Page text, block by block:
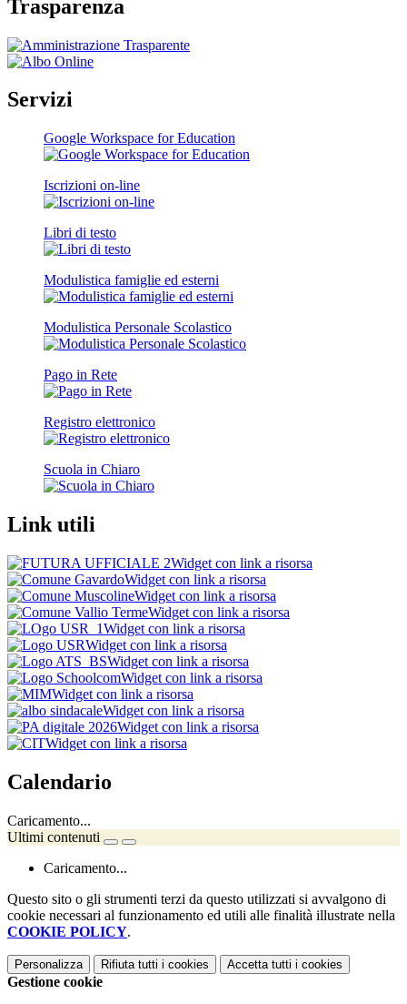
Trasparenza
Servizi
Google Workspace for Education
Iscrizioni on-line
Libri di testo
Modulistica famiglie ed esterni
Modulistica Personale Scolastico
Pago in Rete
Registro elettronico
Scuola in Chiaro
Link utili
Widget con link a risorsa
Widget con link a risorsa
Widget con link a risorsa
Widget con link a risorsa
Widget con link a risorsa
Widget con link a risorsa
Widget con link a risorsa
Widget con link a risorsa
Widget con link a risorsa
Widget con link a risorsa
Widget con link a risorsa
Widget con link a risorsa
Calendario
Caricamento...
Ultimi contenuti
Caricamento...
Questo sito o gli strumenti terzi da questo utilizzati si avvalgono di
cookie necessari al funzionamento ed utili alle finalità illustrate nella
COOKIE POLICY.
Personalizza Rifiuta tutti i cookies Accetta tutti i cookies
Gestione cookie